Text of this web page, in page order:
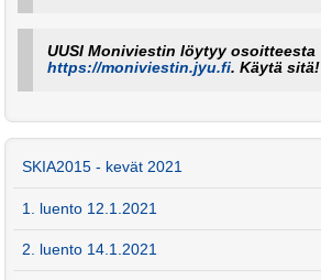
UUSI Moniviestin löytyy osoitteesta
https://moniviestin.jyu.fi. Käytä sitä!
SKIA2015 - kevät 2021
1. luento 12.1.2021
2. luento 14.1.2021